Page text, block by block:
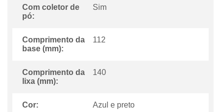
Com coletor de
pó:
Sim
Comprimento da
base (mm):
112
Comprimento da
lixa (mm):
140
Cor: Azul e preto